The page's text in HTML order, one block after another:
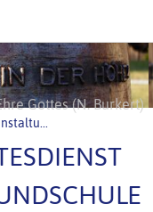
Wort (N. Burkert)
Gottes (N. Burkert)